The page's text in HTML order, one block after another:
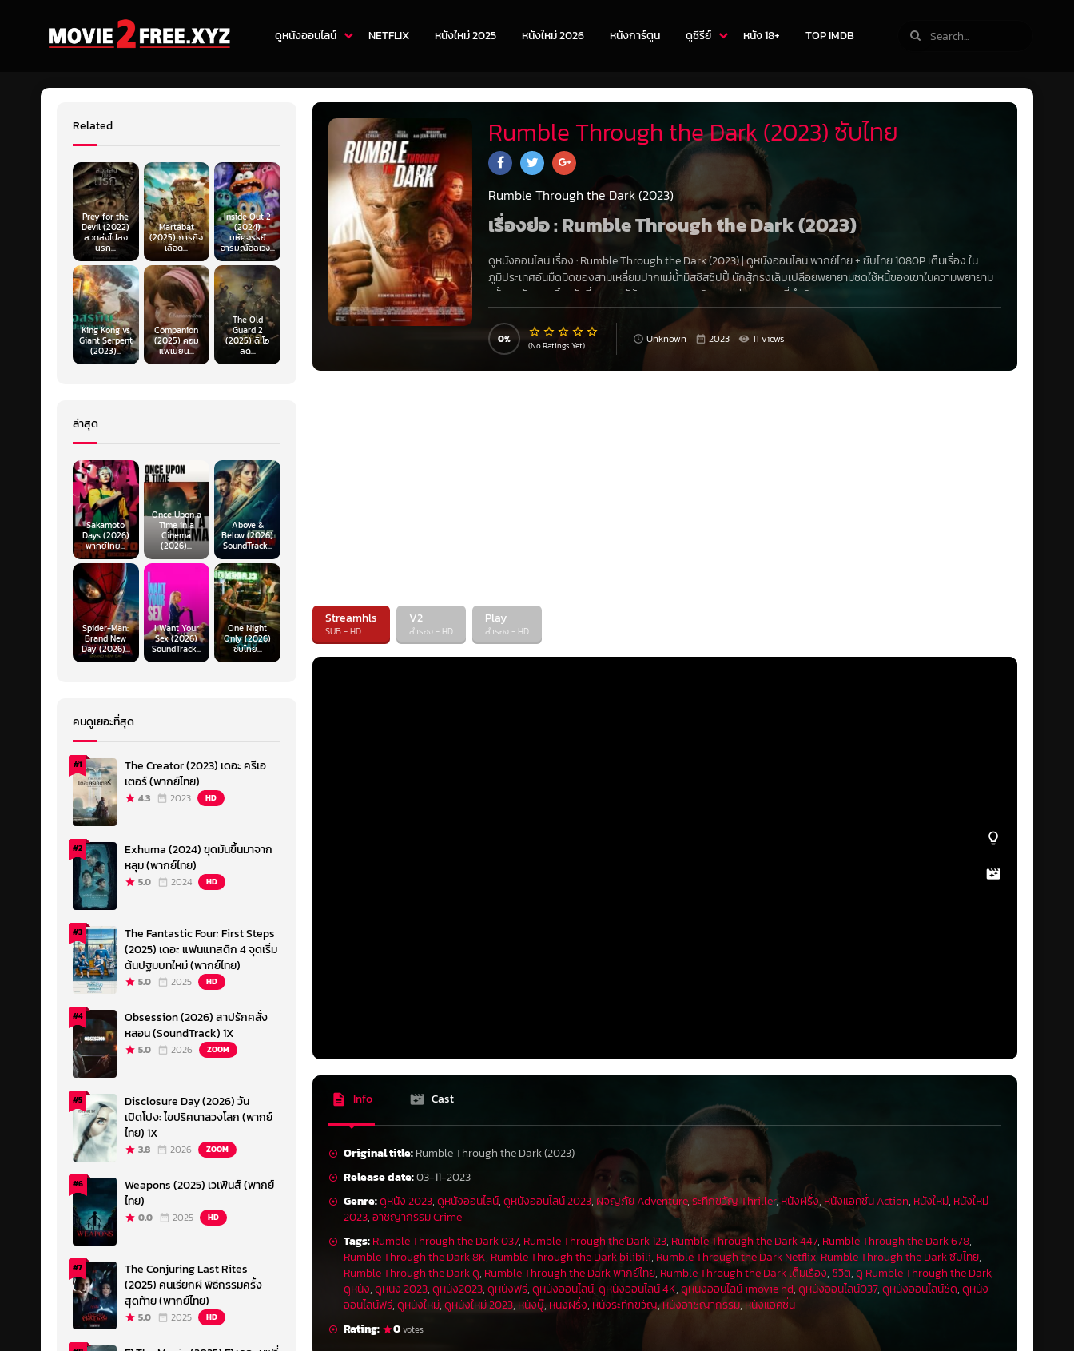
ดูหนังออนไลน์ NETFLIX หนังใหม่ 2025 หนังใหม่ 2026 หนังการ์ตูน ดูซีรีย์ หนัง 18+ TOP IMDB
Rumble Through the Dark (2023) ซับไทย
Rumble Through the Dark (2023)
เรื่องย่อ : Rumble Through the Dark (2023)
ดูหนังออนไลน์ เรื่อง:Rumble Through the Dark (2023)|ดูหนังออนไลน์พากย์ไทย+ซับไทย1080Pเต็มเรื่อง ใน
ภูมิประเทศอันมืดมิดของสามเหลี่ยมปากแม่น้ำมิสซิสซิปปี้ นักสู้กรงเล็บเปลือยพยายามชดใช้หนี้ของเขาในความพยายาม
ครั้งสุดท้ายและสิ้นหวังที่จะกอบกู้บ้านของครอบครัวของแม่บุญธรรมที่กำลังจะตายของเขา
0 (No Ratings Yet) Unknown 2023 11 views
Streamhls
SUB - HD
V2
สำรอง - HD
Play
สำรอง - HD
Info Cast
Original title:Rumble Through the Dark (2023)
Release date:03-11-2023
Genre:ดูหนัง 2023,ดูหนังออนไลน์,ดูหนังออนไลน์ 2023, ผจญภัย Adventure,ระทึกขวัญ Thriller,หนังฝรั่ง, หนังแอคชั่น Action, หนังใหม่, หนังใหม่
2023,อาชญากรรม Crime
Tags:Rumble Through the Dark 037, Rumble Through the Dark 123, Rumble Through the Dark 447, Rumble Through the Dark 678,
Rumble Through the Dark 8K, Rumble Through the Dark bilibili, Rumble Through the Dark Netflix, Rumble Through the Dark ซับไทย,
Rumble Through the Dark ดู, Rumble Through the Dark พากย์ไทย, Rumble Through the Dark เต็มเรื่อง,ชีวิต,ดู Rumble Through the Dark,
ดูหนัง,ดูหนัง 2023,ดูหนัง2023,ดูหนังฟรี,ดูหนังออนไลน์,ดูหนังออนไลน์ 4K,ดูหนังออนไลน์ imovie hd,ดูหนังออนไลน์037,ดูหนังออนไลน์ชัด,ดูหนัง
ออนไลน์ฟรี,ดูหนังใหม่,ดูหนังใหม่ 2023, หนังบู๊, หนังฝรั่ง, หนังระทึกขวัญ,หนังอาชญากรรม,หนังแอคชั่น
Rating:
0votes
Related
Prey for the
Devil (2022)
สวดส่งไปลง
นรก...
Martabat
(2025) ภารกิจ
เลือด...
Inside Out 2
(2024)
มหัศจรรย์
อารมณ์อลเวง...
King Kong vs
Giant Serpent
(2023)...
Companion
(2025) คอม
แพเนียน...
The Old
Guard 2
(2025) ดิ โอ
ลด์...
ล่าสุด
Sakamoto
Days (2026)
พากย์ไทย...
Once Upon a
Time in a
Cinema
(2026)...
Above &
Below (2026)
SoundTrack...
Spider-Man:
Brand New
Day (2026)...
I Want Your
Sex (2026)
SoundTrack...
One Night
Only (2026)
ซับไทย...
คนดูเยอะที่สุด
#1
The Creator (2023) เดอะ ครีเอ
เตอร์ (พากย์ไทย)
4.3 2023 HD
#2
Exhuma (2024) ขุดมันขึ้นมาจาก
หลุม (พากย์ไทย)
5.0 2024 HD
#3
The Fantastic Four: First Steps
(2025) เดอะ แฟนแทสติก 4 จุดเริ่ม
ต้นปฐมบทใหม่ (พากย์ไทย)
5.0 2025 HD
#4
Obsession (2026) สาปรักคลั่ง
หลอน (SoundTrack) 1X
5.0 2026 ZOOM
#5
Disclosure Day (2026) วัน
เปิดโปง: ไขปริศนาลวงโลก (พากย์
ไทย) 1X
3.8 2026 ZOOM
#6
Weapons (2025) เวเพินส์ (พากย์
ไทย)
0.0 2025 HD
#7
The Conjuring Last Rites
(2025) คนเรียกผี พิธีกรรมครั้ง
สุดท้าย (พากย์ไทย)
5.0 2025 HD